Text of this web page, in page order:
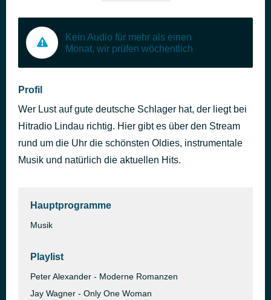
Kein Audio für mehr als einen
Monat, wir prüfen wöchentlich
Profil
Wer Lust auf gute deutsche Schlager hat, der liegt bei
Hitradio Lindau richtig. Hier gibt es über den Stream
rund um die Uhr die schönsten Oldies, instrumentale
Musik und natürlich die aktuellen Hits.
Hauptprogramme
Musik
Playlist
Peter Alexander - Moderne Romanzen
Jay Wagner - Only One Woman